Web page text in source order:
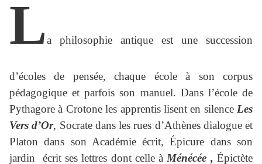
La philosophie antique est une succession
d’écoles de pensée, chaque école à son corpus
pédagogique et parfois son manuel. Dans l’école de
Pythagore à Crotone les apprentis lisent en silence Les
Vers d’Or, Socrate dans les rues d’Athènes dialogue et
Platon dans son Académie écrit, Épicure dans son
jardin écrit ses lettres dont celle à Ménécée ,Épictète